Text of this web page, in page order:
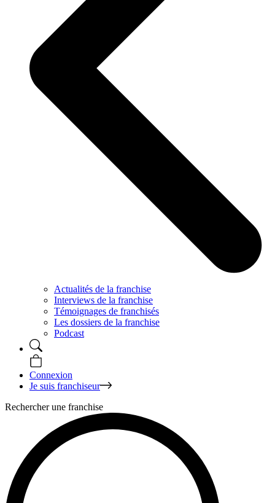
Actualités de la franchise
Interviews de la franchise
Témoignages de franchisés
Les dossiers de la franchise
Podcast
Connexion
Je suis franchiseur
Rechercher une franchise